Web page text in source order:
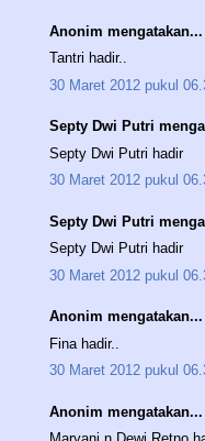
Anonim mengatakan...
Tantri hadir..
30 Maret 2012 pukul
Septy Dwi Putri
Septy Dwi Putri hadir
30 Maret 2012 pukul
Septy Dwi Putri
Septy Dwi Putri hadir
30 Maret 2012 pukul
Anonim mengatakan...
Fina hadir..
30 Maret 2012 pukul
Anonim mengatakan...